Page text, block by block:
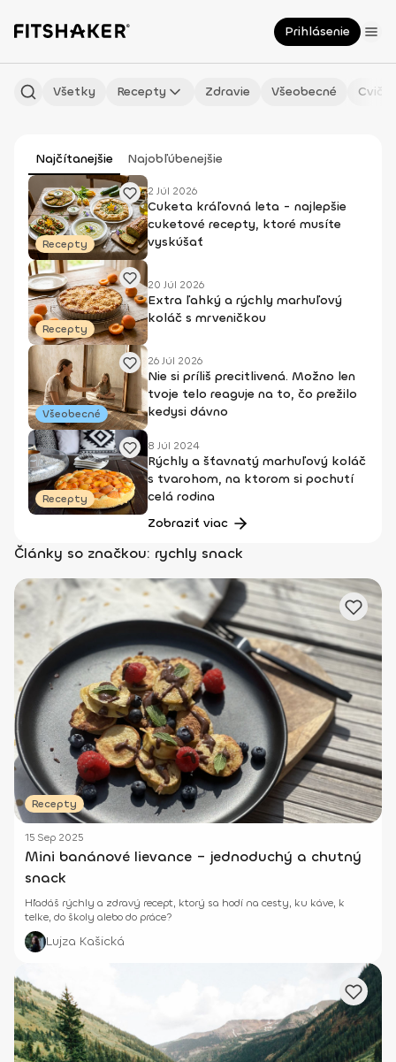
Prihlásenie
Všetky Recepty Zdravie Všeobecné
Najčítanejšie Najobľúbenejšie
Recepty
2 Júl 2026
Cuketa kráľovná leta - najlepšie
cuketové recepty, ktoré musíte
vyskúšať
Recepty
20 Júl 2026
Extra ľahký a rýchly marhuľový
koláč s mrveničkou
Všeobecné
26 Júl 2026
Nie si príliš precitlivená. Možno len
tvoje telo reaguje na to, čo prežilo
kedysi dávno
Recepty
8 Júl 2024
Rýchly a šťavnatý marhuľový koláč
s tvarohom, na ktorom si pochutí
celá rodina
Zobraziť viac
Články so značkou: rychly snack
Recepty
15 Sep 2025
Mini banánové lievance – jednoduchý a chutný
snack
Hľadáš rýchly a zdravý recept, ktorý sa hodí na cesty, ku káve, k
telke, do školy alebo do práce?
Lujza Kašická